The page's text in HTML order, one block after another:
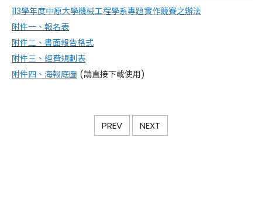
113學年度中原大學機械工程學系專題實作競賽之辦法
附件一、報名表
附件二、書面報告格式
附件三、經費規劃表
附件四、海報底圖 (請直接下載使用)
PREV NEXT